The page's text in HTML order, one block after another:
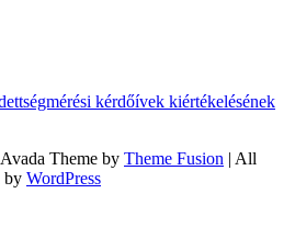
kérdőívek kiértékelésének
Theme by Theme Fusion | All
by WordPress